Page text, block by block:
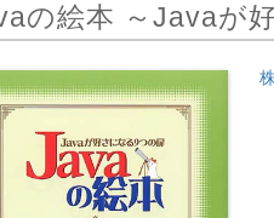
の絵本 ～Javaが